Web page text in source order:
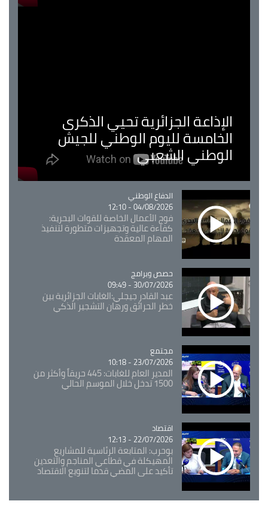
الإذاعة الجزائرية تحيي الذكرى
الخامسة لليوم الوطني للجيش
الوطني الشعبي
Catégorie
الدفاع الوطني
04/08/2026 - 12:10
فوج الأعمال الخاصة للقوات البحرية:
كفاءة عالية وتجهيزات متطورة لتنفيذ
المهام المعقدة
Catégorie
حصص وبرامج
30/07/2026 - 09:49
عبد القادر جيجلي:الغابات الجزائرية بين
خطر الحرائق ورهان التشجير الذكي
Catégorie
مجتمع
23/07/2026 - 10:18
المدير العام للغابات: 445 حريقاً وأكثر من
1500 تدخل خلال الموسم الحالي
Catégorie
اقتصاد
22/07/2026 - 12:13
بوحرب: المتابعة الرئاسية للمشاريع
المهيكلة في قطاعي المناجم والتعدين
تأكيد على المضي قدما لتنويع الاقتصاد